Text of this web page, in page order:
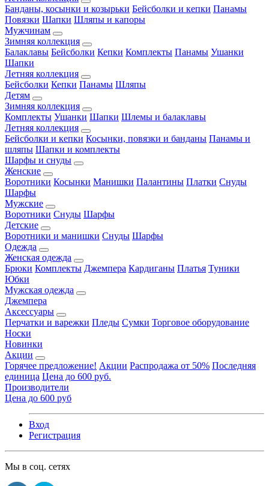
Банданы, косынки и козырьки Бейсболки и кепки Панамы
Повязки Шапки Шляпы и капоры
Мужчинам
Зимняя коллекция
Балаклавы Бейсболки Кепки Комплекты Панамы Ушанки
Шапки
Летняя коллекция
Бейсболки Кепки Панамы Шляпы
Детям
Зимняя коллекция
Комплекты Ушанки Шапки Шлемы и балаклавы
Летняя коллекция
Бейсболки и кепки Косынки, повязки и банданы Панамы и
шляпы Шапки и комплекты
Шарфы и снуды
Женские
Воротники Косынки Манишки Палантины Платки Снуды
Шарфы
Мужские
Воротники Снуды Шарфы
Детские
Воротники и манишки Снуды Шарфы
Одежда
Женская одежда
Брюки Комплекты Джемпера Кардиганы Платья Туники
Юбки
Мужская одежда
Джемпера
Аксессуары
Перчатки и варежки Пледы Сумки Торговое оборудование
Носки
Новинки
Акции
Горячее предложение! Акции Распродажа от 50% Последняя
единица Цена до 600 руб.
Производители
Цена до 600 руб
Вход
Регистрация
Мы в соц. сетях